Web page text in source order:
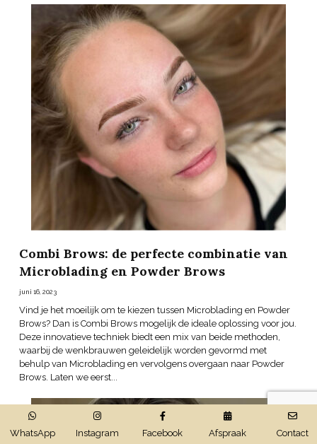
Combi Brows: de perfecte combinatie van
Microblading en Powder Brows
juni 16, 2023
Vind je het moeilijk om te kiezen tussen Microblading en Powder
Brows? Dan is Combi Brows mogelijk de ideale oplossing voor jou.
Deze innovatieve techniek biedt een mix van beide methoden,
waarbij de wenkbrauwen geleidelijk worden gevormd met
behulp van Microblading en vervolgens overgaan naar Powder
Brows. Laten we eerst...
WhatsApp Instagram Facebook Afspraak Contact